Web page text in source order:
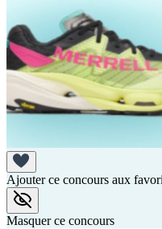
Ajouter ce concours aux
Masquer ce concours